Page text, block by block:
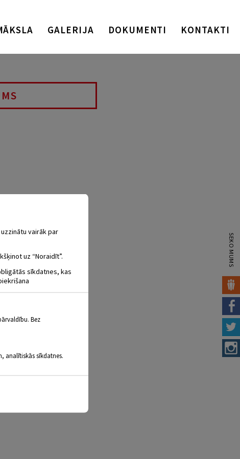
GALERIJA DOKUMENTI KONTAKTI
SEKO MUMS
vairāk par
uz “Noraidīt”.
sīkdatnes, kas
Bez
analītiskās sīkdatnes.